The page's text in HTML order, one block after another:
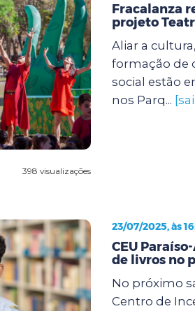
398 visualizações
Fracalanza
projeto
Aliar a
formação de
social estão
nos Parq...
23/07/2025, às
CEU
de livros no
No próximo
Centro de